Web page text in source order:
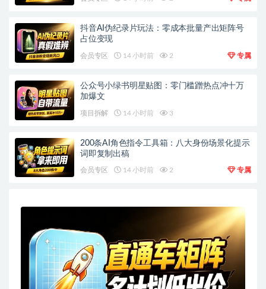
抖音AI伪纪录片玩法：零成本批量产出矩阵号
占位变现
会员专区 14 小时前 2 专属
公众号小绿书明星贴图：零门槛蹭热点冲十万
加爆文
项目拆解 14 小时前 3
200条AI角色指令工具箱：八大身份场景化提示
词即复制出稿
会员专区 14 小时前 2 专属